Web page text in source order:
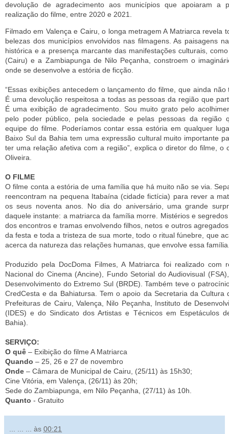
devolução de agradecimento aos municípios que apoiaram a
realização do filme, entre 2020 e 2021.
Filmado em Valença e Cairu, o longa metragem A Matriarca revela
belezas dos municípios envolvidos nas filmagens. As paisagens
histórica e a presença marcante das manifestações culturais,
(Cairu) e a Zambiapunga de Nilo Peçanha, constroem o
onde se desenvolve a estória de ficção.
“Essas exibições antecedem o lançamento do filme, que ainda
É uma devolução respeitosa a todas as pessoas da região que
É uma exibição de agradecimento. Sou muito grato pelo
pelo poder público, pela sociedade e pelas pessoas da região
equipe do filme. Poderíamos contar essa estória em qualquer
Baixo Sul da Bahia tem uma expressão cultural muito importante
ter uma relação afetiva com a região”, explica o diretor do filme, o
Oliveira.
O FILME
O filme conta a estória de uma família que há muito não se via.
reencontram na pequena Itabaína (cidade fictícia) para rever a
os seus noventa anos. No dia do aniversário, uma grande
daquele instante: a matriarca da família morre. Mistérios e
dos encontros e tramas envolvendo filhos, netos e outros
da festa e toda a tristeza de sua morte, todo o ritual fúnebre, que
acerca da natureza das relações humanas, que envolve essa
Produzido pela DocDoma Filmes, A Matriarca foi realizado com
Nacional do Cinema (Ancine), Fundo Setorial do Audiovisual
Desenvolvimento do Extremo Sul (BRDE). Também teve o
CredCesta e da Bahiatursa. Tem o apoio da Secretaria da Cultura
Prefeituras de Cairu, Valença, Nilo Peçanha, Instituto de
(IDES) e do Sindicato dos Artistas e Técnicos em Espetáculos
Bahia).
SERVIÇO:
O quê – Exibição do filme A Matriarca
Quando – 25, 26 e 27 de novembro
Onde – Câmara de Municipal de Cairu, (25/11) às 15h30;
Cine Vitória, em Valença, (26/11) às 20h;
Sede do Zambiapunga, em Nilo Peçanha, (27/11) às 10h.
Quanto - Gratuito
às 00:21